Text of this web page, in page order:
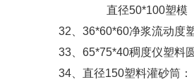
直径50*100塑模
32
36*60*60净浆流动度
33
65*75*40稠度仪塑料
34 、直径150塑料灌砂筒：